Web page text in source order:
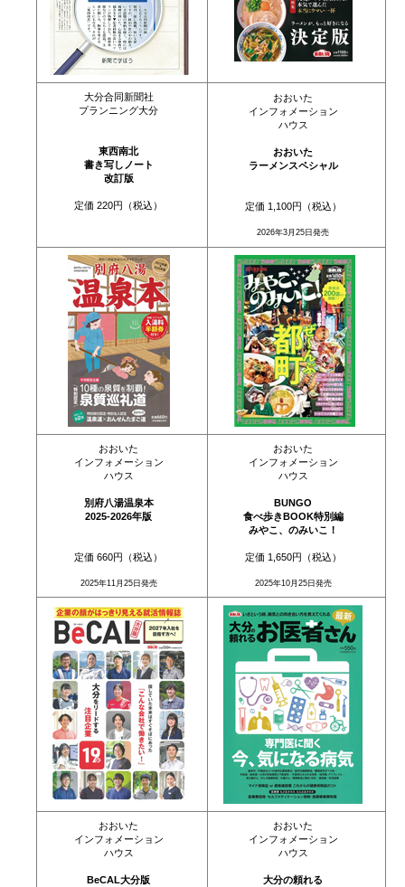
大分合同新聞社
プランニング大分
東西南北
書き写しノート
改訂版
定価 220円（税込）
おおいた
インフォメーション
ハウス
おおいた
ラーメンスペシャル
定価 1,100円（税込）
2026年3月25日発売
おおいた
インフォメーション
ハウス
別府八湯温泉本
2025-2026年版
定価 660円（税込）
2025年11月25日発売
おおいた
インフォメーション
ハウス
BUNGO
食べ歩きBOOK特別編
みやこ、のみいこ！
定価 1,650円（税込）
2025年10月25日発売
おおいた
インフォメーション
ハウス
BeCAL大分版
おおいた
インフォメーション
ハウス
大分の頼れる